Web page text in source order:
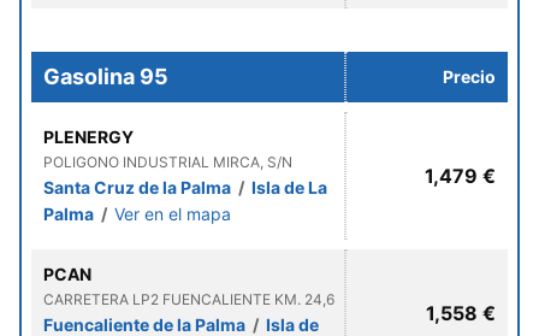
Gasolina 95 Precio
PLENERGY
POLIGONO INDUSTRIAL MIRCA, S/N
Santa Cruz de la Palma / Isla de La
Palma / Ver en el mapa
1,479 €
PCAN
CARRETERA LP2 FUENCALIENTE KM. 24,6
Fuencaliente de la Palma / Isla de
1,558 €